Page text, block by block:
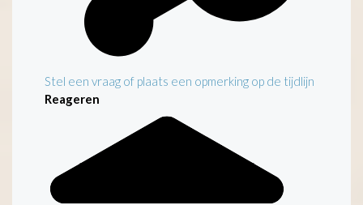
Stel een vraag of plaats een opmerking op de tijdlijn
Reageren